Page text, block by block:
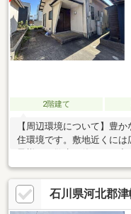
2階建て
【周辺環境について】豊
住環境です。敷地近くには
ったりのロケーション。
電車を利用した通勤・通
て】1階には13帖のLDKに
が2室配置されており、ご
石川県河北郡